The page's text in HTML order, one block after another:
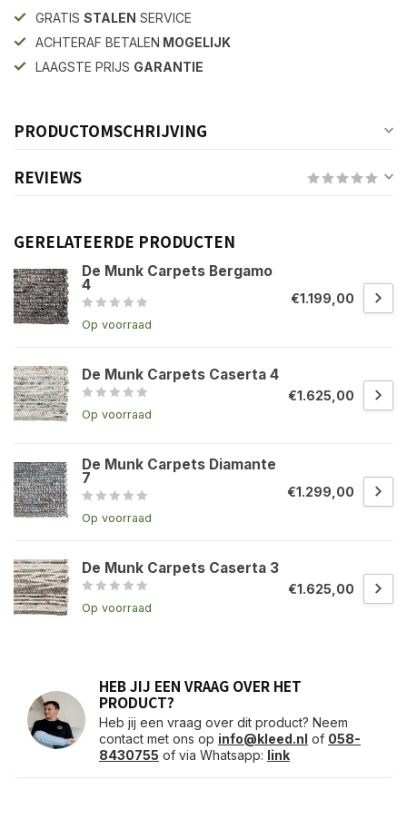
GRATIS STALEN SERVICE
ACHTERAF BETALEN MOGELIJK
LAAGSTE PRIJS GARANTIE
PRODUCTOMSCHRIJVING
REVIEWS
GERELATEERDE PRODUCTEN
De Munk Carpets Bergamo
4
Op voorraad
€1.199,00
De Munk Carpets Caserta 4
Op voorraad
€1.625,00
De Munk Carpets Diamante
7
Op voorraad
€1.299,00
De Munk Carpets Caserta 3
Op voorraad
€1.625,00
HEB JIJ EEN VRAAG OVER HET
PRODUCT?
Heb jij een vraag over dit product? Neem
contact met ons op info@kleed.nl of 058-
8430755 of via Whatsapp: link